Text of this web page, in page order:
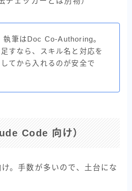
執筆はDoc Co-Authoring。
すなら、スキル名と対応を
てから入れるのが安全で
Code 向け）
。手数が多いので、土台にな